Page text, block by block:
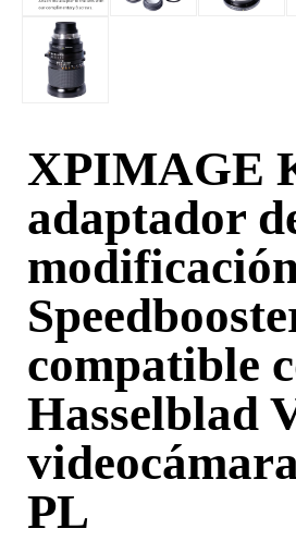
XPIMAGE
adaptador
compatible
Hasselblad
PL